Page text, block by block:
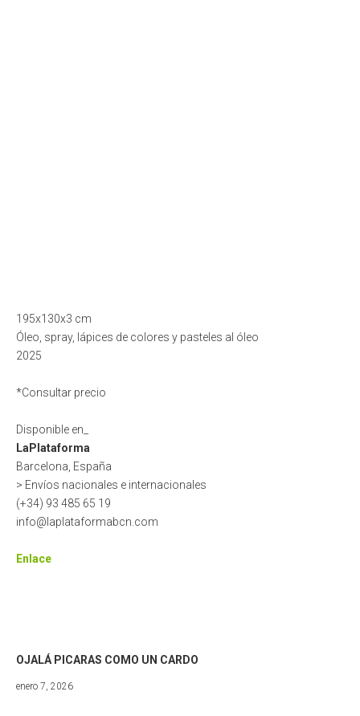
195x130x3 cm
Óleo, spray, lápices de colores y pasteles al óleo
2025
*Consultar precio
Disponible en_
LaPlataforma
Barcelona, España
> Envíos nacionales e internacionales
(+34) 93 485 65 19
info@laplataformabcn.com
Enlace
OJALÁ PICARAS COMO UN CARDO
enero 7, 2026febrero